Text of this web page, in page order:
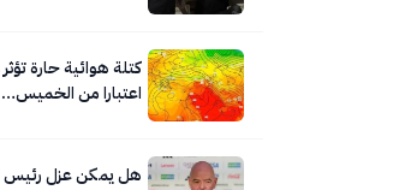
كتلة هوائية حارة
اعتبارا من الخميس…
هل يمكن عزل رئيس